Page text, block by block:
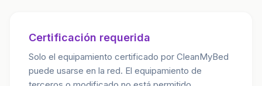
Certificación requerida
Solo el equipamiento certificado por CleanMyBed
puede usarse en la red. El equipamiento de